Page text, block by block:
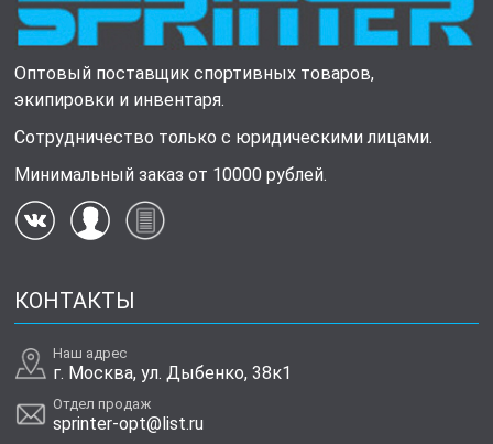
Оптовый поставщик спортивных товаров,
экипировки и инвентаря.
Сотрудничество только с юридическими лицами.
Минимальный заказ от 10000 рублей.
КОНТАКТЫ
Наш адрес
г. Москва, ул. Дыбенко, 38к1
Отдел продаж
sprinter-opt@list.ru